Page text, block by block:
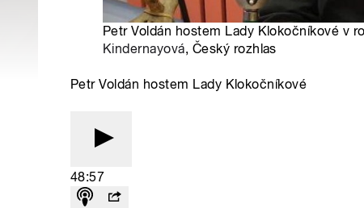
Petr Voldán hostem Lady Klokočníkové v
Kindernayová, Český rozhlas
Petr Voldán hostem Lady Klokočníkové
48:57